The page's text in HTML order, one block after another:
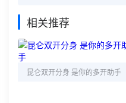
相关推荐
昆仑双开分身 是你的多开助手